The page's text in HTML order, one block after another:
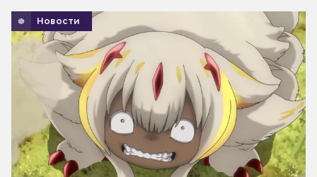
Новости